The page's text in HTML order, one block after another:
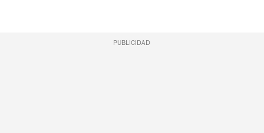
PUBLICIDAD